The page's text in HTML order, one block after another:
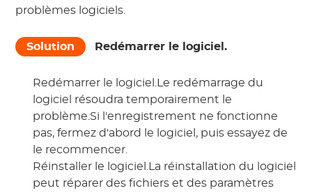
problèmes logiciels.
Solution Redémarrer le logiciel.
Redémarrer le logiciel.Le redémarrage du
logiciel résoudra temporairement le
problème.Si l'enregistrement ne fonctionne
pas, fermez d'abord le logiciel, puis essayez de
le recommencer.
Réinstaller le logiciel.La réinstallation du logiciel
peut réparer des fichiers et des paramètres